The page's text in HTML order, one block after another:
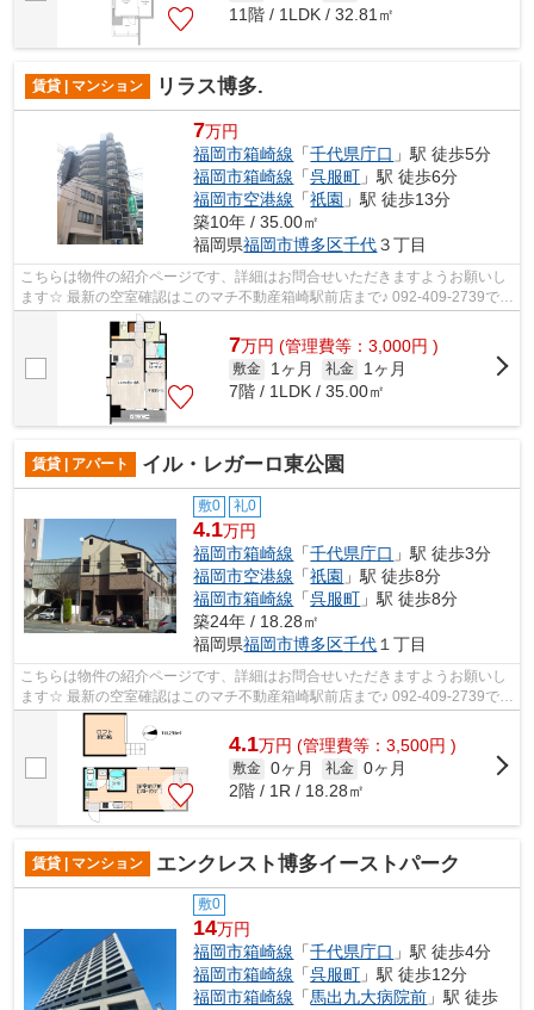
11階 / 1LDK / 32.81㎡
賃貸 | マンション リラス博多.
7万円
福岡市箱崎線 「千代県庁口 」駅 徒歩5分
福岡市箱崎線 「呉服町 」駅 徒歩6分
福岡市空港線 「祇園 」駅 徒歩13分
築10年 / 35.00㎡
福岡県福岡市博多区千代３丁目
こちらは物件の紹介ページです、詳細はお問合せいただきますようお願いし
ます☆ 最新の空室確認はこのマチ不動産箱崎駅前店まで♪ 092-409-2739で
す！迅速に対応致します！！！！！♪
7万円 (管理費等：3,000円 )
敷金 1ヶ月 礼金
1ヶ月
7階 / 1LDK / 35.00㎡
賃貸 | アパート イル・レガーロ東公園
敷0 礼0
4.1万円
福岡市箱崎線 「千代県庁口 」駅 徒歩3分
福岡市空港線 「祇園 」駅 徒歩8分
福岡市箱崎線 「呉服町 」駅 徒歩8分
築24年 / 18.28㎡
福岡県福岡市博多区千代 １丁目
こちらは物件の紹介ページです、詳細はお問合せいただきますようお願いし
ます☆ 最新の空室確認はこのマチ不動産箱崎駅前店まで♪ 092-409-2739で
す！迅速に対応致します！！！！！♪
4.1万円 (管理費等：3,500円 )
敷金 0ヶ月 礼金 0ヶ月
2階 / 1R / 18.28㎡
賃貸 | マンション エンクレスト博多イーストパーク
敷0
14万円
福岡市箱崎線 「千代県庁口 」駅 徒歩4分
福岡市箱崎線 「呉服町 」駅 徒歩12分
福岡市箱崎線 「馬出九大病院前 」駅 徒歩